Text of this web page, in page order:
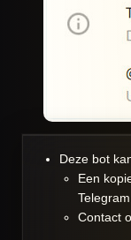
Deze bot
Een
Contact